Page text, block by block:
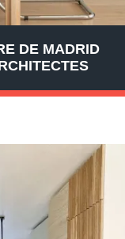
DE MADRID